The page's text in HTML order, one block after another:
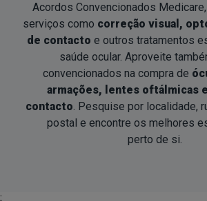
Acordos Convencionados
serviços como correção visual,
de contacto e outros tratamentos
saúde ocular. Aproveite
convencionados na compra de
armações, lentes oftálmicas
contacto. Pesquise por localidade,
postal e encontre os melhores
perto de si.
;